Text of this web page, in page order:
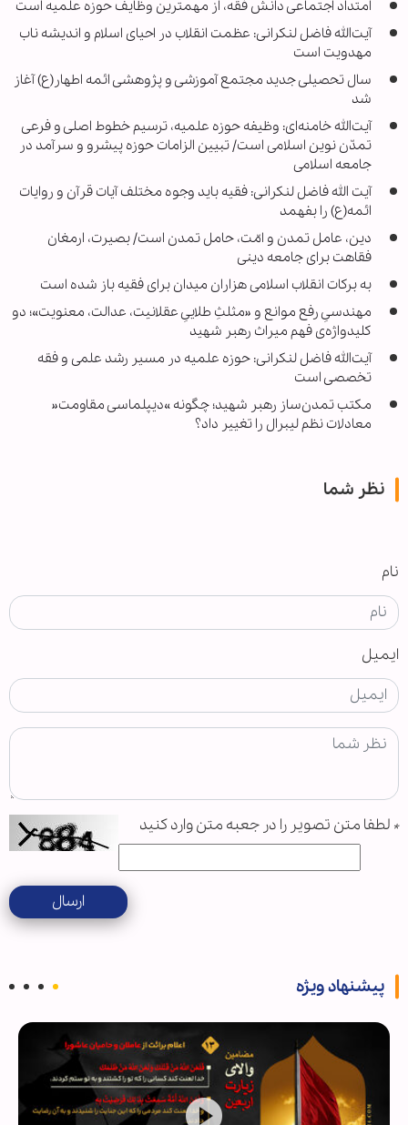
امتداد اجتماعی دانش فقه، از مهمترین وظایف حوزه علمیه است
آیت‌الله فاضل لنکرانی: عظمت انقلاب در احیای اسلام و اندیشه ناب
مهدویت است
سال تحصیلی جدید مجتمع آموزشی و پژوهشی ائمه اطهار(ع) آغاز
شد
آیت‌الله‌ خامنه‌ای: وظیفه حوزه علمیه، ترسیم خطوط اصلی و فرعی
تمدّن نوین اسلامی است/ تبیین الزامات حوزه پیشرو و سرآمد در
جامعه اسلامی
آیت الله فاضل لنکرانی: فقیه باید وجوه مختلف آیات قرآن و روایات
ائمه(ع) را بفهمد
دین، عامل تمدن‌ و امّت، حامل تمدن است/ بصیرت، ارمغان
فقاهت برای جامعه دینی
به برکات انقلاب اسلامی هزاران میدان برای فقیه باز شده است
مهندسیِ رفع موانع و «مثلثِ طلاییِ عقلانیت، عدالت، معنویت»؛ دو
کلیدواژه‌ی فهم میراث رهبر شهید
آیت‌الله فاضل لنکرانی: حوزه علمیه در مسیر رشد علمی و فقه
تخصصی است
مکتب تمدن‌ساز رهبر شهید؛ چگونه »دیپلماسی مقاومت«
معادلات نظم لیبرال را تغییر داد؟
نظر شما
نام
ایمیل
* لطفا متن تصویر را در جعبه متن وارد کنید
ارسال
پیشنهاد ویژه